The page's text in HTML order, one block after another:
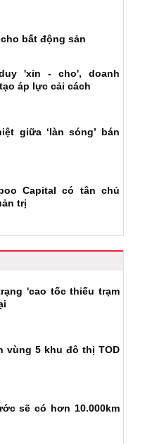
bất động sản
'xin - cho', doanh
áp lực cải cách
giữa ‘làn sóng’ bán
Capital có tân chủ
trị
'cao tốc thiếu trạm
vùng 5 khu đô thị TOD
sẽ có hơn 10.000km